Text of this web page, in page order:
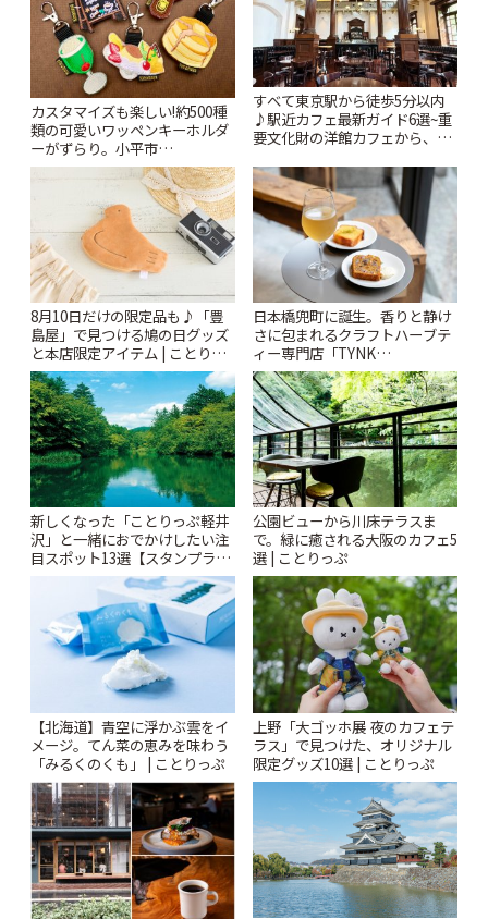
カスタマイズも楽しい!約500種
類の可愛いワッペンキーホルダ
ーがずらり。小平市
「Kimamaya T&K」 | ことりっ
すべて東京駅から徒歩5分以内
♪駅近カフェ最新ガイド6選~重
要文化財の洋館カフェから、改
りっぷ
8月10日だけの限定品も♪「豊
島屋」で見つける鳩の日グッズ
と本店限定アイテム | ことりっ
ぷ
日本橋兜町に誕生。香りと静け
さに包まれるクラフトハーブテ
ィー専門店「TYNK
Kabutocho」 | ことりっぷ
新しくなった「ことりっぷ軽井
沢」と一緒におでかけしたい注
目スポット13選【スタンプラリ
ー開催中】 | ことりっぷ
公園ビューから川床テラスま
で。緑に癒される大阪のカフェ5
選 | ことりっぷ
【北海道】青空に浮かぶ雲をイ
メージ。てん菜の恵みを味わう
「みるくのくも」 | ことりっぷ
上野「大ゴッホ展 夜のカフェテ
ラス」で見つけた、オリジナル
限定グッズ10選 | ことりっぷ